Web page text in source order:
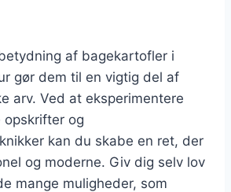
af bagekartofler i
gør dem til en vigtig del af
arv. Ved at eksperimentere
opskrifter og
kan du skabe en ret, der
og moderne. Giv dig selv lov
mange muligheder, som